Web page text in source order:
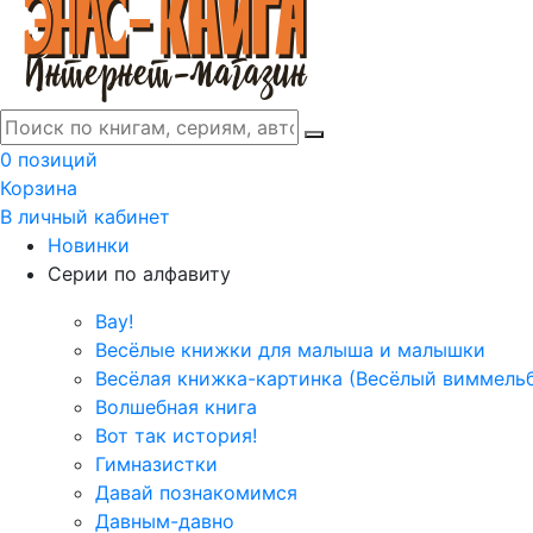
0 позиций
Корзина
В личный кабинет
Новинки
Серии по алфавиту
Вау!
Весёлые книжки для малыша и малышки
Весёлая книжка-картинка (Весёлый
Волшебная книга
Вот так история!
Гимназистки
Давай познакомимся
Давным-давно